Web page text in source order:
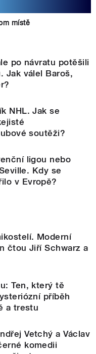
místě
po návratu potěšili
Jak válel Baroš,
NHL. Jak se
soutěži?
ligou nebo
Kdy se
v Evropě?
Moderní
čtou Jiří Schwarz a
Ten, který tě
příběh
a trestu
Vetchý a Václav
komedii